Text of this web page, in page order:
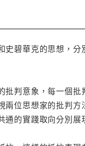
碧華克的思想，
判意象，每一個
位思想家的批判
的實踐取向分別展